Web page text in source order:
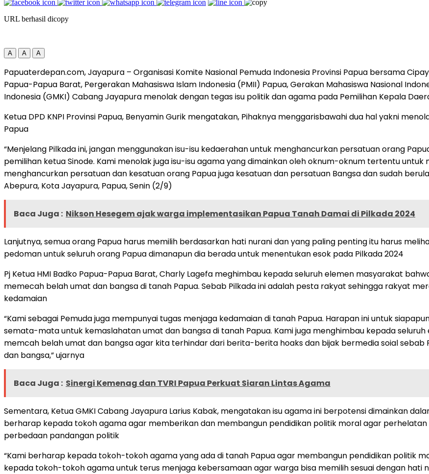
URL berhasil dicopy
A A A
Papuaterdepan.com, Jayapura – Organisasi Komite Nasional Pemuda Indonesia Provinsi Papua bersama
Papua-Papua Barat, Pergerakan Mahasiswa Islam Indonesia (PMII) Papua, Gerakan Mahasiswa Nasional
Indonesia (GMKI) Cabang Jayapura menolak dengan tegas isu politik dan agama pada Pemilihan Kepala
Ketua DPD KNPI Provinsi Papua, Benyamin Gurik mengatakan, Pihaknya menggarisbawahi dua hal yakni
Papua
“Menjelang Pilkada ini, jangan menggunakan isu-isu kedaerahan untuk menghancurkan persatuan orang
pemilihan ketua Sinode. Kami menolak juga isu-isu agama yang dimainkan oleh oknum-oknum tertentu untuk
menghancurkan persatuan dan kesatuan orang Papua juga kesatuan dan persatuan Bangsa dan sudah
Abepura, Kota Jayapura, Papua, Senin (2/9)
Baca Juga : Nikson Hesegem ajak warga implementasikan Papua Tanah Damai di Pilkada 2024
Lanjutnya, semua orang Papua harus memilih berdasarkan hati nurani dan yang paling penting itu harus
pedoman untuk seluruh orang Papua dimanapun dia berada untuk menentukan esok pada Pilkada 2024
Pj Ketua HMI Badko Papua-Papua Barat, Charly Lagefa meghimbau kepada seluruh elemen masyarakat
memecah belah umat dan bangsa di tanah Papua. Sebab Pilkada ini adalah pesta rakyat sehingga rakyat
kedamaian
“Kami sebagai Pemuda juga mempunyai tugas menjaga kedamaian di tanah Papua. Harapan ini untuk
semata-mata untuk kemaslahatan umat dan bangsa di tanah Papua. Kami juga menghimbau kepada
memcah belah umat dan bangsa agar kita terhindar dari berita-berita hoaks dan bijak bermedia soial
dan bangsa,” ujarnya
Baca Juga : Sinergi Kemenag dan TVRI Papua Perkuat Siaran Lintas Agama
Sementara, Ketua GMKI Cabang Jayapura Larius Kabak, mengatakan isu agama ini berpotensi dimainkan
berharap kepada tokoh agama agar memberikan dan membangun pendidikan politik moral agar perhelatan
perbedaan pandangan politik
“Kami berharap kepada tokoh-tokoh agama yang ada di tanah Papua agar membangun pendidikan politik
kepada tokoh-tokoh agama untuk terus menjaga kebersamaan agar warga bisa memilih sesuai dengan hati